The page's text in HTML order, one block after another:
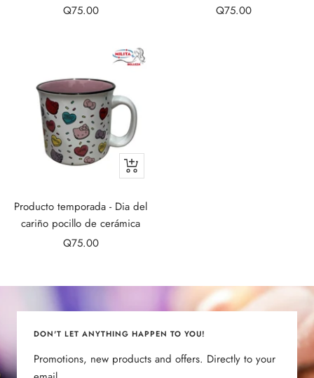
Sale
Q75.00
Sale
Q75.00
+
Add
to
cart
Producto temporada - Dia del
cariño pocillo de cerámica
Sale
Q75.00
DON'T LET ANYTHING HAPPEN TO YOU!
Promotions, new products and offers. Directly to your